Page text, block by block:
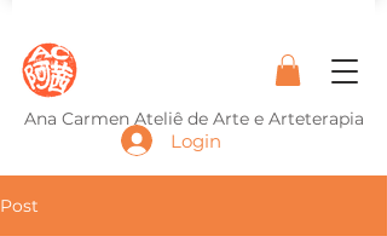
Ana Carmen Ateliê de Arte e Arteterapia
Login
Post